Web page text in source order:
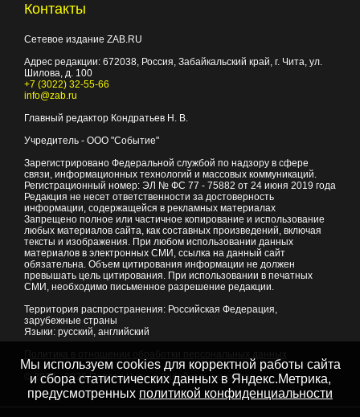
Контакты
Сетевое издание ZAB.RU
Адрес редакции: 672038, Россия, Забайкальский край, г. Чита, ул.
Шилова, д. 100
+7 (3022) 32-55-66
info@zab.ru
Главный редактор Кондратьев Н. В.
Учредитель - ООО "Событие"
Зарегистрировано Федеральной службой по надзору в сфере
связи, информационных технологий и массовых коммуникаций.
Регистрационный номер: ЭЛ № ФС 77 - 75882 от 24 июня 2019 года
Редакция не несет ответственности за достоверность
информации, содержащейся в рекламных материалах
Запрещено полное или частичное копирование и использование
любых материалов сайта, как составных произведений, включая
тексты и изображения. При любом использовании данных
материалов в электронных СМИ, ссылка на данный сайт
обязательна. Объем цитирования информации не должен
превышать цель цитирования. При использовании в печатных
СМИ, необходимо письменное разрешение редакции.
Территория распространения: Российская Федерация,
зарубежные страны
Языки: русский, английский
© 2007 - 2026Портал Читы и Забайкальского края
Мы используем cookies для корректной работы сайта
и сбора статистических данных в Яндекс.Метрика,
предусмотренных политикой конфиденциальности